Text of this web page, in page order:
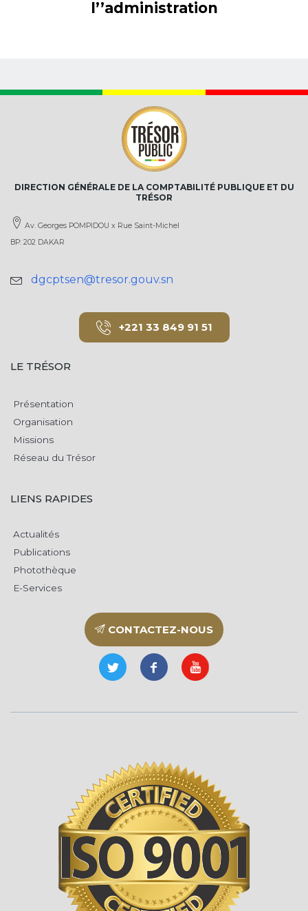
l’’administration
DIRECTION GÉNÉRALE DE LA COMPTABILITÉ PUBLIQUE ET DU
TRÉSOR
Av. Georges POMPIDOU x Rue Saint-Michel
BP: 202 DAKAR
dgcptsen@tresor.gouv.sn
+221 33 849 91 51
LE TRÉSOR
Présentation
Organisation
Missions
Réseau du Trésor
LIENS RAPIDES
Actualités
Publications
Photothèque
E-Services
CONTACTEZ-NOUS